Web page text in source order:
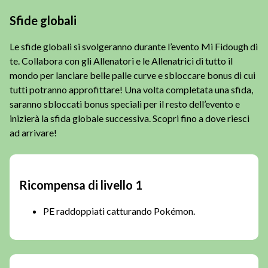
Sfide globali
Le sfide globali si svolgeranno durante l’evento Mi Fidough di
te. Collabora con gli Allenatori e le Allenatrici di tutto il
mondo per lanciare belle palle curve e sbloccare bonus di cui
tutti potranno approfittare! Una volta completata una sfida,
saranno sbloccati bonus speciali per il resto dell’evento e
inizierà la sfida globale successiva. Scopri fino a dove riesci
ad arrivare!
Ricompensa di livello 1
PE raddoppiati catturando Pokémon.